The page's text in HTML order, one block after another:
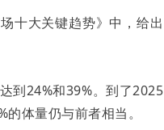
十大关键趋势》中，给出
到24%和39%。到了2025
体量仍与前者相当。